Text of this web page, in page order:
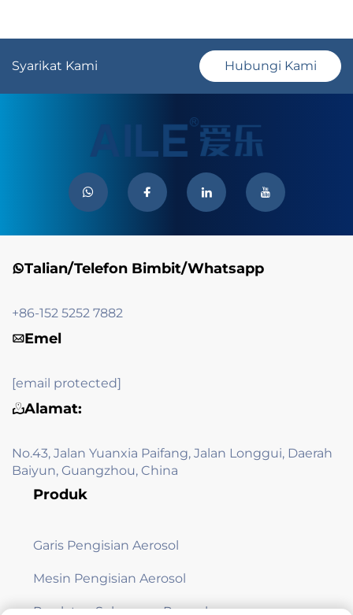
Syarikat Kami Hubungi Kami
Talian/Telefon Bimbit/Whatsapp
+86-152 5252 7882
Emel
[email protected]
Alamat:
No.43, Jalan Yuanxia Paifang, Jalan Longgui, Daerah
Baiyun, Guangzhou, China
Produk
Garis Pengisian Aerosol
Mesin Pengisian Aerosol
Peralatan Sokongan Pengeluaran